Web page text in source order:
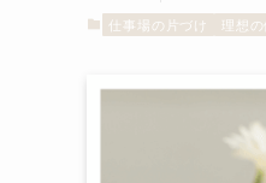
仕事場の片づけ 理想